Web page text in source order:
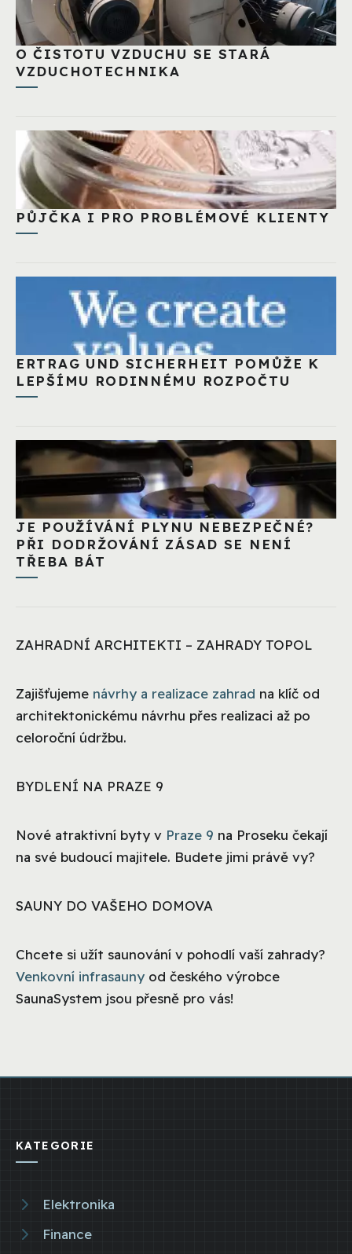
O ČISTOTU VZDUCHU SE STARÁ
VZDUCHOTECHNIKA
PŮJČKA I PRO PROBLÉMOVÉ KLIENTY
ERTRAG UND SICHERHEIT POMŮŽE K
LEPŠÍMU RODINNÉMU ROZPOČTU
JE POUŽÍVÁNÍ PLYNU NEBEZPEČNÉ?
PŘI DODRŽOVÁNÍ ZÁSAD SE NENÍ
TŘEBA BÁT
ZAHRADNÍ ARCHITEKTI – ZAHRADY TOPOL
Zajišťujeme návrhy a realizace zahrad na klíč od
architektonickému návrhu přes realizaci až po
celoroční údržbu.
BYDLENÍ NA PRAZE 9
Nové atraktivní byty v Praze 9 na Proseku čekají
na své budoucí majitele. Budete jimi právě vy?
SAUNY DO VAŠEHO DOMOVA
Chcete si užít saunování v pohodlí vaší zahrady?
Venkovní infrasauny od českého výrobce
SaunaSystem jsou přesně pro vás!
KATEGORIE
Elektronika
Finance